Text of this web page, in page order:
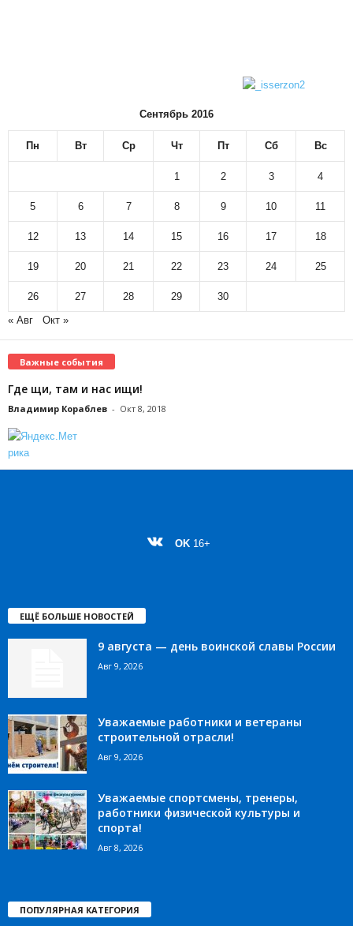
Сентябрь 2016
Пн Вт Ср Чт Пт Сб Вс
1 2 3 4
5 6 7 8 9 10 11
12 13 14 15 16 17 18
19 20 21 22 23 24 25
26 27 28 29
30
« Авг
Окт »
Важные события
Где щи, там и нас ищи!
Владимир Кораблев - Окт 8, 2018
OK 16+
ЕЩЁ БОЛЬШЕ НОВОСТЕЙ
9 августа — день воинской славы России
Авг 9, 2026
Уважаемые работники и ветераны
строительной отрасли!
Авг 9, 2026
Уважаемые спортсмены, тренеры,
работники физической культуры и
спорта!
Авг 8, 2026
ПОПУЛЯРНАЯ КАТЕГОРИЯ